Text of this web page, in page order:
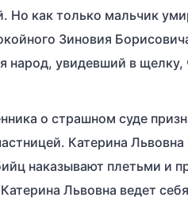
Но как только мальчик
Зиновия
народ, увидевший в щелку,
о страшном суде
Катерина Львовна
наказывают плетьми и
Львовна ведет